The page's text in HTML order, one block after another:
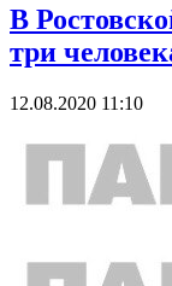
В
три
12.08.2020 11:10